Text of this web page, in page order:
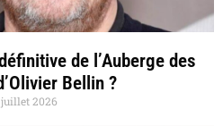
de l’Auberge des
Bellin ?
2026